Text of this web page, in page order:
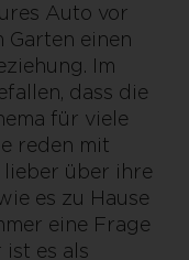
Auto vor
Garten einen
Im
dass die
für viele
reden mit
über ihre
es zu Hause
eine Frage
es als